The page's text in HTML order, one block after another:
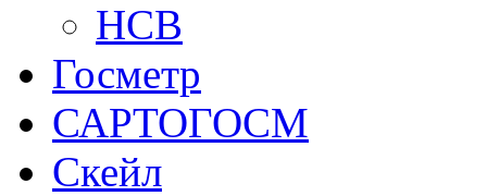
HCB
Госметр
САРТОГОСМ
Скейл